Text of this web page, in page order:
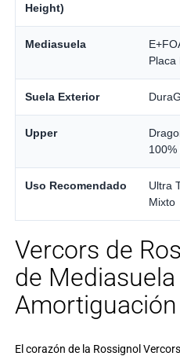
Height)
Mediasuela
Placa
Suela Exterior
Upper
100%
Uso Recomendado
Ultra
Mixto
Vercors de
de Mediasuela
Amortiguación
El corazón de la Rossignol